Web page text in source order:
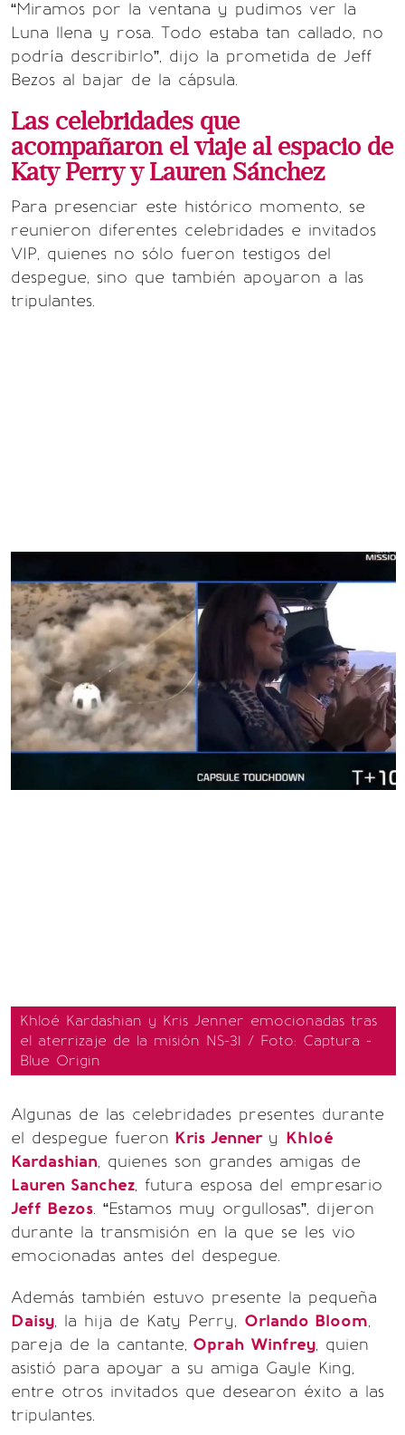
“Miramos por la ventana y pudimos ver la
Luna llena y rosa. Todo estaba tan callado, no
podría describirlo”, dijo la prometida de Jeff
Bezos al bajar de la cápsula.
Las celebridades que
acompañaron el viaje al espacio de
Katy Perry y Lauren Sánchez
Para presenciar este histórico momento, se
reunieron diferentes celebridades e invitados
VIP, quienes no sólo fueron testigos del
despegue, sino que también apoyaron a las
tripulantes.
Khloé Kardashian y Kris Jenner emocionadas tras
el aterrizaje de la misión NS-31 / Foto: Captura -
Blue Origin
Algunas de las celebridades presentes durante
el despegue fueron Kris Jenner y Khloé
Kardashian, quienes son grandes amigas de
Lauren Sanchez, futura esposa del empresario
Jeff Bezos. “Estamos muy orgullosas”, dijeron
durante la transmisión en la que se les vio
emocionadas antes del despegue.
Además también estuvo presente la pequeña
Daisy, la hija de Katy Perry, Orlando Bloom,
pareja de la cantante, Oprah Winfrey, quien
asistió para apoyar a su amiga Gayle King,
entre otros invitados que desearon éxito a las
tripulantes.